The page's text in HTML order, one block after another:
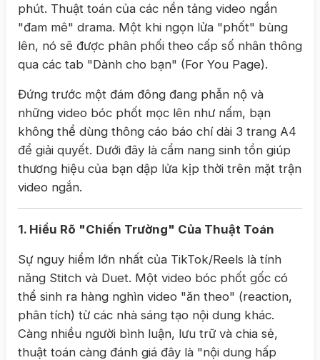
phút. Thuật toán của các nền tảng video ngắn
"đam mê" drama. Một khi ngọn lửa "phốt" bùng
lên, nó sẽ được phân phối theo cấp số nhân thông
qua các tab "Dành cho bạn" (For You Page).
Đứng trước một đám đông đang phẫn nộ và
những video bóc phốt mọc lên như nấm, bạn
không thể dùng thông cáo báo chí dài 3 trang A4
để giải quyết. Dưới đây là cẩm nang sinh tồn giúp
thương hiệu của bạn dập lửa kịp thời trên mặt trận
video ngắn.
1. Hiểu Rõ "Chiến Trường" Của Thuật Toán
Sự nguy hiểm lớn nhất của TikTok/Reels là tính
năng Stitch và Duet. Một video bóc phốt gốc có
thể sinh ra hàng nghìn video "ăn theo" (reaction,
phân tích) từ các nhà sáng tạo nội dung khác.
Càng nhiều người bình luận, lưu trữ và chia sẻ,
thuật toán càng đánh giá đây là "nội dung hấp